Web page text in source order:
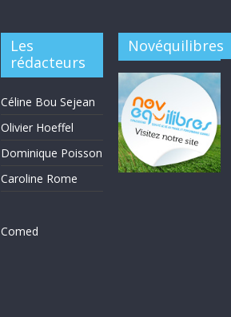
Les
rédacteurs
Céline Bou Sejean
Olivier Hoeffel
Dominique Poisson
Caroline Rome
Comed
Novéquilibres